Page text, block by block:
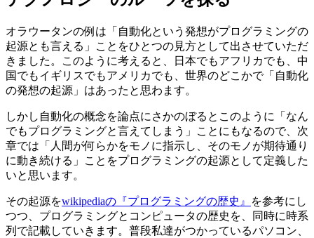
オラウータンの例は「自動化という発想がプログラミングの
起源とも言える」ことをひとつの見方として出させていただ
きました。このように考えると、日本でもアフリカでも、中
国でもイギリスでもアメリカでも、世界のどこかで「自動化
の発想の起源」はあったと思わます。
しかし自動化の概念を論点にさかのぼるとこのように「なん
でもプログラミングと言えてしまう」ことにもなるので、次
章では「人間が何らかをモノに指示し、そのモノが期待通り
に動き続ける」ことをプログラミングの起源として定義した
いと思います。
その起源をwikipediaの『プログラミングの歴史』
を参考にし
つつ、プログラミングとコンピュータの歴史を、同時に時系
列で記載していきます。普段私達がつかっているパソコン、